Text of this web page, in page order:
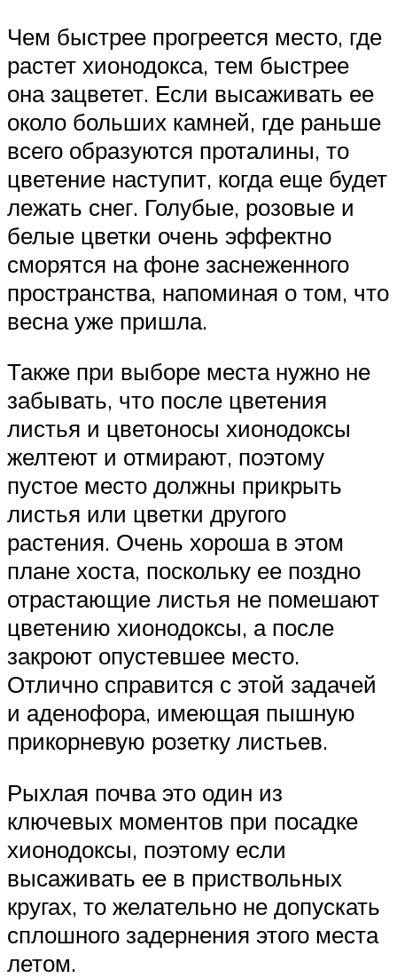
Чем быстрее прогреется место, где
растет хионодокса, тем быстрее
она зацветет. Если высаживать ее
около больших камней, где раньше
всего образуются проталины, то
цветение наступит, когда еще будет
лежать снег. Голубые, розовые и
белые цветки очень эффектно
сморятся на фоне заснеженного
пространства, напоминая о том, что
весна уже пришла.
Также при выборе места нужно не
забывать, что после цветения
листья и цветоносы хионодоксы
желтеют и отмирают, поэтому
пустое место должны прикрыть
листья или цветки другого
растения. Очень хороша в этом
плане хоста, поскольку ее поздно
отрастающие листья не помешают
цветению хионодоксы, а после
закроют опустевшее место.
Отлично справится с этой задачей
и аденофора, имеющая пышную
прикорневую розетку листьев.
Рыхлая почва это один из
ключевых моментов при посадке
хионодоксы, поэтому если
высаживать ее в приствольных
кругах, то желательно не допускать
сплошного задернения этого места
летом.